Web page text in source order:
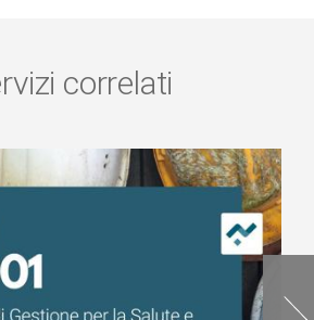
correlati